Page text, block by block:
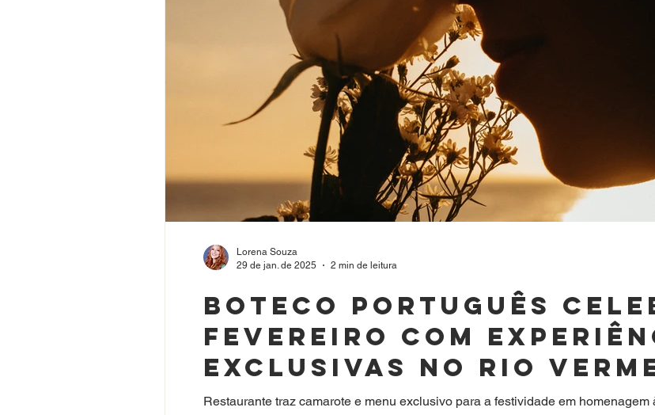
Boteco Português
fevereiro com
exclusivas no Rio
de São Paulo
Restaurante traz camarote e menu exclusivo para a festividade em homenagem
Lorena Souza
29 de jan. de 2025
2 min de leitura